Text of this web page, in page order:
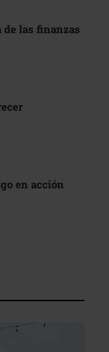
de las finanzas
en acción